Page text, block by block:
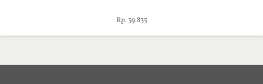
Rp. 39.835